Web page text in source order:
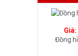
Giá:
Đồng